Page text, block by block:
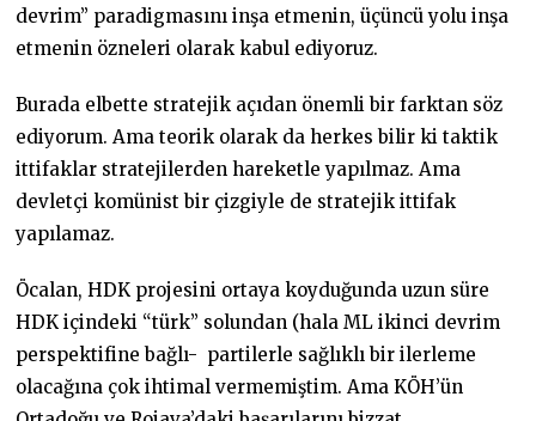
devrim” paradigmasını inşa etmenin, üçüncü yolu inşa
etmenin özneleri olarak kabul ediyoruz.
Burada elbette stratejik açıdan önemli bir farktan söz
ediyorum. Ama teorik olarak da herkes bilir ki taktik
ittifaklar stratejilerden hareketle yapılmaz. Ama
devletçi komünist bir çizgiyle de stratejik ittifak
yapılamaz.
Öcalan, HDK projesini ortaya koyduğunda uzun süre
HDK içindeki “türk” solundan (hala ML ikinci devrim
perspektifine bağlı- partilerle sağlıklı bir ilerleme
olacağına çok ihtimal vermemiştim. Ama KÖH’ün